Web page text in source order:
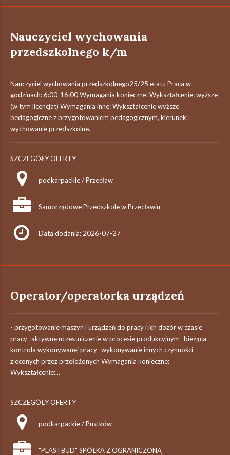
Nauczyciel wychowania
przedszkolnego k/m
Nauczyciel wychowania przedszkolnego25/25 etatu Praca w
godzinach: 6:00-16:00 Wymagania konieczne: Wykształcenie: wyższe
(w tym licencjat) Wymagania inne: Wykształcenie wyższe
pedagogiczne z przygotowaniem pedagogicznym, kierunek:
wychowanie przedszkolne.
SZCZEGÓŁY OFERTY
podkarpackie / Przecław
Samorządowe Przedszkole w Przecławiu
Data dodania: 2026-07-27
Operator/operatorka urządzeń
- przygotowanie maszyn i urządzeń do pracy i ich dozór w czasie
pracy- aktywne uczestniczenie w procesie produkcyjnym- bieżąca
kontrola wykonywanej pracy- wykonywanie innych czynności
zleconych przez przełożonych Wymagania konieczne:
Wykształcenie:...
SZCZEGÓŁY OFERTY
podkarpackie / Pustków
"PLASTBUD" SPÓŁKA Z OGRANICZONĄ